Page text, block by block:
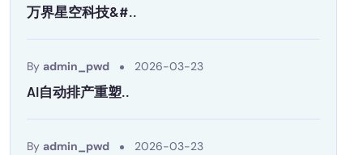
万界星空科技&#..
By admin_pwd 2026-03-23
AI自动排产重塑..
By admin_pwd 2026-03-23